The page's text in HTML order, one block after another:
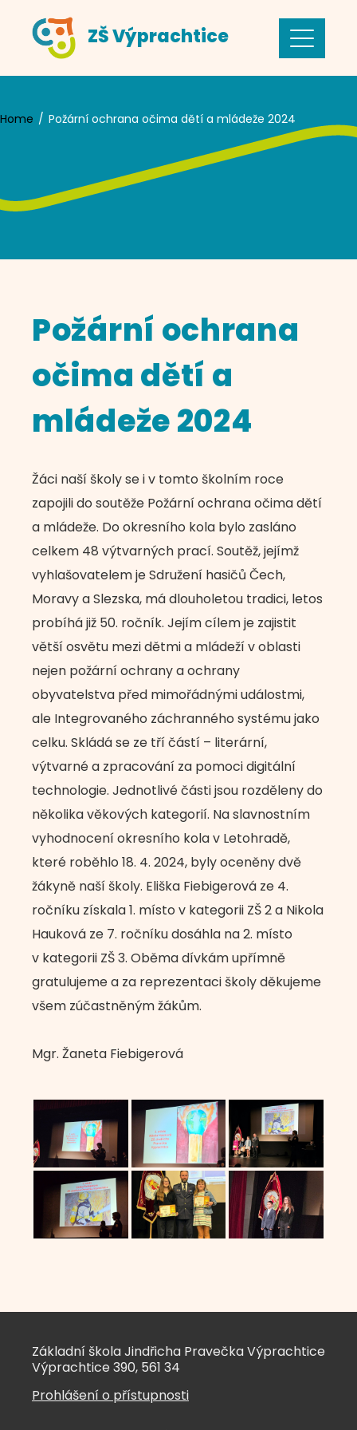
content
ZŠ Výprachtice
Home Požární ochrana očima dětí a mládeže 2024
Požární ochrana
očima dětí a
mládeže 2024
Žáci naší školy se i v tomto školním roce
zapojili do soutěže Požární ochrana očima dětí
a mládeže. Do okresního kola bylo zasláno
celkem 48 výtvarných prací. Soutěž, jejímž
vyhlašovatelem je Sdružení hasičů Čech,
Moravy a Slezska, má dlouholetou tradici, letos
probíhá již 50. ročník. Jejím cílem je zajistit
větší osvětu mezi dětmi a mládeží v oblasti
nejen požární ochrany a ochrany
obyvatelstva před mimořádnými událostmi,
ale Integrovaného záchranného systému jako
celku. Skládá se ze tří částí – literární,
výtvarné a zpracování za pomoci digitální
technologie. Jednotlivé části jsou rozděleny do
několika věkových kategorií. Na slavnostním
vyhodnocení okresního kola v Letohradě,
které roběhlo 18. 4. 2024, byly oceněny dvě
žákyně naší školy. Eliška Fiebigerová ze 4.
ročníku získala 1. místo v kategorii ZŠ 2 a Nikola
Hauková ze 7. ročníku dosáhla na 2. místo
v kategorii ZŠ 3. Oběma dívkám upřímně
gratulujeme a za reprezentaci školy děkujeme
všem zúčastněným žákům.
Mgr. Žaneta Fiebigerová
Základní škola Jindřicha Pravečka Výprachtice
Výprachtice 390, 561 34
Prohlášení o přístupnosti